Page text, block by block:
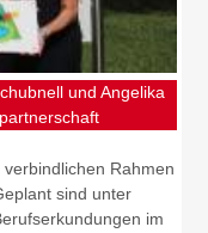
und Angelika
Rahmen
sind unter
im